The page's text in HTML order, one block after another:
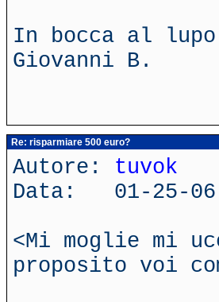
In bocca al lupo
Giovanni B.
Re: risparmiare 500 euro?
Autore: tuvok
Data: 01-25-06
<Mi moglie mi
proposito voi